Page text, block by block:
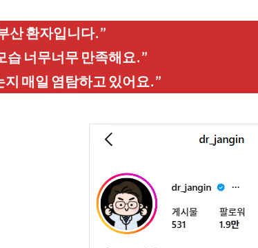
산 환자입니다.”
습 너무너무 만족해요.”
매일 염탐하고 있어요.”